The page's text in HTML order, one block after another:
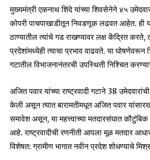
Join our community of
SUBSCRIBERS and be
conversation.
मुख्यमंत्री एकनाथ शिंदे यांच्या शिवसेनेने ४५
कोपरी पाचपाखाडीतून निवडणूक लढवत आहेत. ही
ठाण्यातील त्यांचे गड राखण्यावर लक्ष केंद्रित
प्रदेशांमध्येही त्याचा प्रभाव वाढवते. या घोषणेवरून
गटातील विभाजनानंतरची उपस्थिती निश्चित
अजित पवार यांच्या राष्ट्रवादी गटाने 38
केली असून त्यात बारामतीमधून अजित पवार
समावेश असून, या महत्त्वाच्या मतदारसंघात
आहे. राष्ट्रवादीची रणनीती आपला मूळ मतदार
विशेषत: ग्रामीण भागात नवीन प्रदेश शोधण्याचे